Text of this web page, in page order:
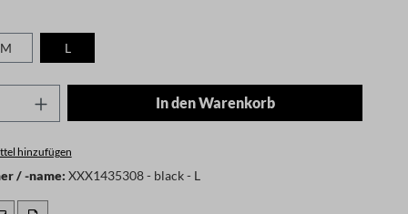
M L
Anzahl: Gib den gewünschten Wert ein
In den Warenkorb
hinzufügen
/ -name:XXX1435308 - black - L